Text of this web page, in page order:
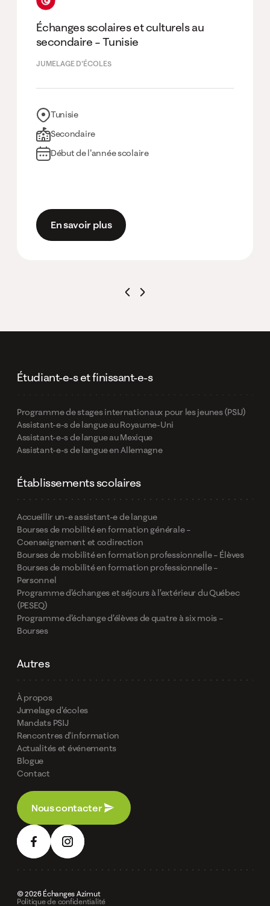
Échanges scolaires et culturels au
secondaire – Tunisie
JUMELAGE D'ÉCOLES
Tunisie
Secondaire
Début de l'année scolaire
En savoir plus
Étudiant-e-s et finissant-e-s
Programme de stages internationaux pour les jeunes (PSIJ)
Assistant-e-s de langue au Royaume-Uni
Assistant-e-s de langue au Mexique
Assistant-e-s de langue en Allemagne
Établissements scolaires
Accueillir un-e assistant-e de langue
Bourses de mobilité en formation générale –
Coenseignement et codirection
Bourses de mobilité en formation professionnelle – Élèves
Bourses de mobilité en formation professionnelle –
Personnel
Programme d’échanges et séjours à l’extérieur du Québec
(PESEQ)
Programme d’échange d’élèves de quatre à six mois –
Bourses
Autres
À propos
Jumelage d’écoles
Mandats PSIJ
Rencontres d’information
Actualités et événements
Blogue
Contact
Nous contacter
© 2026 Échanges Azimut
Politique de confidentialité